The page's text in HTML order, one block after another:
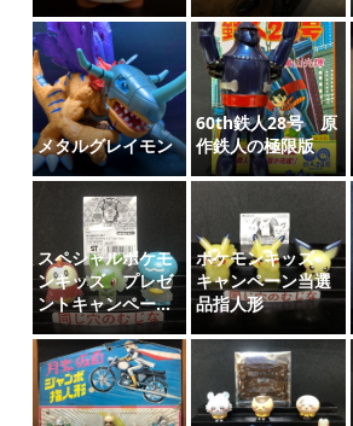
メタルグレイモン
60th鉄人28号 原
作鉄人の極限版
スペシャルポケモ
ンキッズ プレゼ
ントキャンペー...
ポケモンキッズ
キャンペーン当選
品指人形